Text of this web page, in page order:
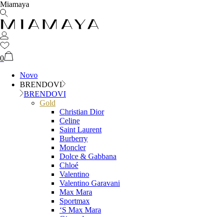
Miamaya
0
Novo
BRENDOVI
BRENDOVI
Gold
Christian Dior
Celine
Saint Laurent
Burberry
Moncler
Dolce & Gabbana
Chloé
Valentino
Valentino Garavani
Max Mara
Sportmax
‘S Max Mara